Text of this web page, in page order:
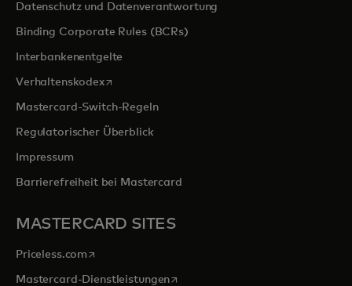
Datenschutz und Datenverantwortung
Binding Corporate Rules (BCRs)
Interbankenentgelte
Verhaltenskodexwird in einer neuen Registerkarte geöffnet
Mastercard-Switch-Regeln
Regulatorischer Überblick
Impressum
Barrierefreiheit bei Mastercard
MASTERCARD SITES
Priceless.com wird in einer neuen Registerkarte geöffnet
Mastercard-Dienstleistungenwird in einer neuen Registerkarte